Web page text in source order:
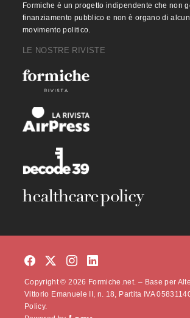
Formiche è un progetto indipendente che non
finanziamento pubblico e non è organo di
movimento politico.
LE NOSTRE RIVISTE
Copyright © 2026 Formiche.net. – Base per
Vittorio Emanuele II, n. 18, Partita IVA
Policy.